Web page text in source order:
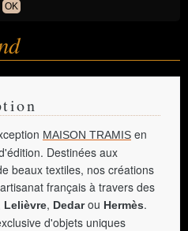
OK
MAISON TRAMIS en
Destinées aux
beaux textiles, nos créations
français à travers des
Lelièvre, Dedarou Hermès.
d'objets uniques